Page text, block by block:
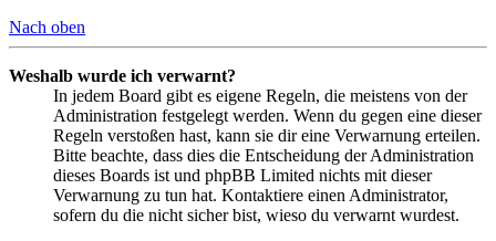
Nach oben
Weshalb wurde ich verwarnt?
In jedem Board gibt es eigene Regeln, die meistens von der
Administration festgelegt werden. Wenn du gegen eine dieser
Regeln verstoßen hast, kann sie dir eine Verwarnung erteilen.
Bitte beachte, dass dies die Entscheidung der Administration
dieses Boards ist und phpBB Limited nichts mit dieser
Verwarnung zu tun hat. Kontaktiere einen Administrator,
sofern du die nicht sicher bist, wieso du verwarnt wurdest.